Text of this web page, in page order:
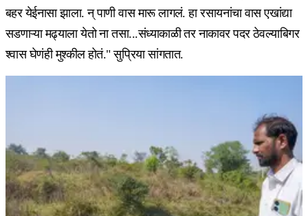
बहर येईनासा झाला. न् पाणी वास मारू लागलं. हा रसायनांचा वास एखांद्या
सडणाऱ्या मढ्याला येतो ना तसा...संध्याकाळी तर नाकावर पदर ठेवल्याबिगर
श्वास घेणंही मुश्कील होतं." सुप्रिया सांगतात.